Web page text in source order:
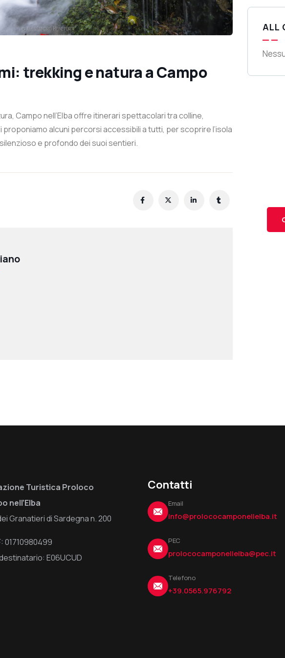
trekking e natura a Campo
Campo nell’Elba offre itinerari spettacolari tra colline,
alcuni percorsi accessibili a tutti, per scoprire l’isola
e profondo dei suoi sentieri.
ALL
Turistica Proloco
nell’Elba
Granatieri di Sardegna n. 200
01710980499
E06UCUD
Contatti
Email
info@prolococamponellelba.it
PEC
prolococamponellelba@pec.it
Telefono
+39.0565.976792